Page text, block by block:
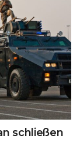
schließen